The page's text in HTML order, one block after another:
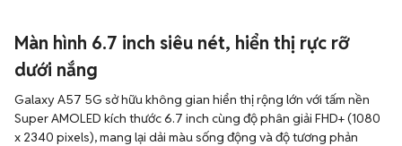
Màn hình 6.7 inch siêu nét, hiển thị rực rỡ
dưới nắng
Galaxy A57 5G sở hữu không gian hiển thị rộng lớn với tấm nền
Super AMOLED kích thước 6.7 inch cùng độ phân giải FHD+ (1080
x 2340 pixels), mang lại dải màu sống động và độ tương phản